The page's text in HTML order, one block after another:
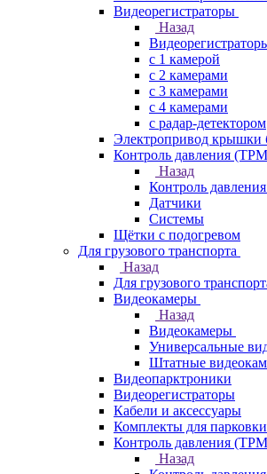
Видеорегистраторы
Назад
с 1 камерой
с 2 камерами
с 3 камерами
с 4 камерами
с радар-детектором
Электропривод крышки
Контроль давления
Назад
Контроль
Датчики
Системы
Щётки с подогревом
Для грузового транспорта
Назад
Для грузового
Видеокамеры
Назад
Видеокамеры
Универсальные
Штатные
Видеопарктроники
Видеорегистраторы
Кабели и аксессуары
Комплекты для парковки
Контроль давления
Назад